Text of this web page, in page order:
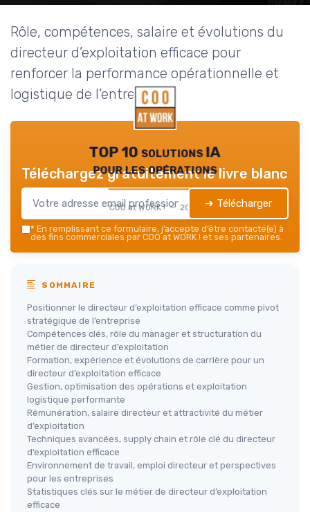
Rôle, compétences, salaire et évolutions du
directeur d’exploitation efficace pour
renforcer la performance opérationnelle et
logistique de l’entreprise.
TOP 10 solutions IA
pour les opérations
COO at WORK ! — 2026
Téléchargez gratuitement le livre blanc
➔ Télécharger
* En remplissant ce formulaire, j’accepte d’être contacté(e) à
des fins commerciales par COO at WORK ! et ses partenaires.
SOMMAIRE
Positionner le directeur d’exploitation efficace comme pivot
stratégique de l’entreprise
Compétences clés, rôle du manager et structuration du
métier de directeur d’exploitation
Formation, expérience et évolutions de carrière pour un
directeur d’exploitation efficace
Gestion, optimisation des opérations et exploitation
logistique performante
Rémunération, salaire directeur et attractivité du métier
d’exploitation
Techniques avancées, supply chain et rôle clé du directeur
d’exploitation efficace
Environnement de travail, emploi directeur et perspectives
pour les entreprises
Statistiques clés sur le métier de directeur d’exploitation
efficace